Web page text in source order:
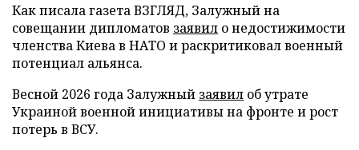
Как писала газета ВЗГЛЯД, Залужный на
совещании дипломатов заявил о недостижимости
членства Киева в НАТО и раскритиковал военный
потенциал альянса.
Весной 2026 года Залужный заявил об утрате
Украиной военной инициативы на фронте и рост
потерь в ВСУ.